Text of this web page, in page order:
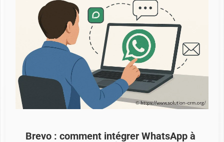
Brevo : comment intégrer WhatsApp à